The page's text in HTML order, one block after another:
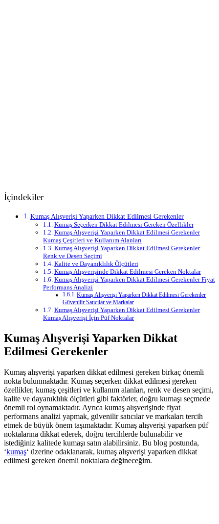
İçindekiler
Kumaş Alışverişi Yaparken Dikkat Edilmesi Gerekenler
Kumaş Seçerken Dikkat Edilmesi Gereken Özellikler
Kumaş Alışverişi Yaparken Dikkat Edilmesi Gerekenler
Kumaş Çeşitleri ve Kullanım Alanları
Kumaş Alışverişi Yaparken Dikkat Edilmesi Gerekenler
Renk ve Desen Seçimi
Kalite ve Dayanıklılık Ölçütleri
Kumaş Alışverişinde Dikkat Edilmesi Gereken Noktalar
Kumaş Alışverişi Yaparken Dikkat Edilmesi Gerekenler Fiyat
Performans Analizi
Kumaş Alışverişi Yaparken Dikkat Edilmesi Gerekenler
Güvenilir Satıcılar ve Markalar
Kumaş Alışverişi Yaparken Dikkat Edilmesi Gerekenler
Kumaş Alışverişi İçin Püf Noktalar
Kumaş Alışverişi Yaparken Dikkat
Edilmesi Gerekenler
Kumaş alışverişi yaparken dikkat edilmesi gereken birkaç önemli
nokta bulunmaktadır. Kumaş seçerken dikkat edilmesi gereken
özellikler, kumaş çeşitleri ve kullanım alanları, renk ve desen seçimi,
kalite ve dayanıklılık ölçütleri gibi faktörler, doğru kumaşı seçmede
önemli rol oynamaktadır. Ayrıca kumaş alışverişinde fiyat
performans analizi yapmak, güvenilir satıcılar ve markaları tercih
etmek de büyük önem taşımaktadır. Kumaş alışverişi yaparken püf
noktalarına dikkat ederek, doğru tercihlerde bulunabilir ve
istediğiniz kalitede kumaşı satın alabilirsiniz. Bu blog postunda,
‘kumaş‘ üzerine odaklanarak, kumaş alışverişi yaparken dikkat
edilmesi gereken önemli noktalara değineceğim.